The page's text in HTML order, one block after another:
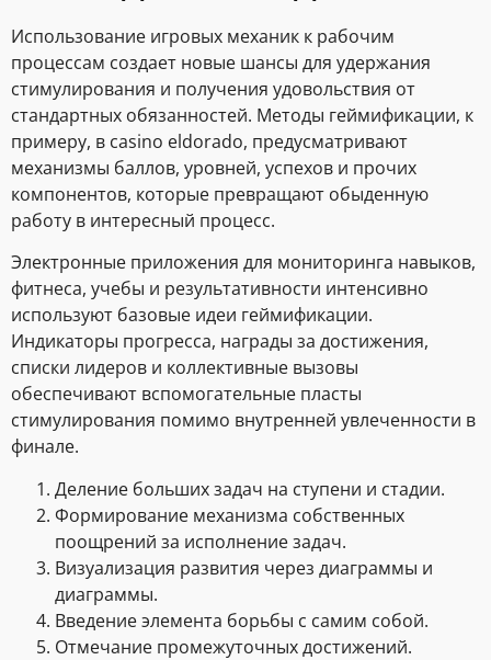
Использование игровых механик к рабочим
процессам создает новые шансы для удержания
стимулирования и получения удовольствия от
стандартных обязанностей. Методы геймификации, к
примеру, в casino eldorado, предусматривают
механизмы баллов, уровней, успехов и прочих
компонентов, которые превращают обыденную
работу в интересный процесс.
Электронные приложения для мониторинга навыков,
фитнеса, учебы и результативности интенсивно
используют базовые идеи геймификации.
Индикаторы прогресса, награды за достижения,
списки лидеров и коллективные вызовы
обеспечивают вспомогательные пласты
стимулирования помимо внутренней увлеченности в
финале.
Деление больших задач на ступени и стадии.
Формирование механизма собственных
поощрений за исполнение задач.
Визуализация развития через диаграммы и
диаграммы.
Введение элемента борьбы с самим собой.
Отмечание промежуточных достижений.